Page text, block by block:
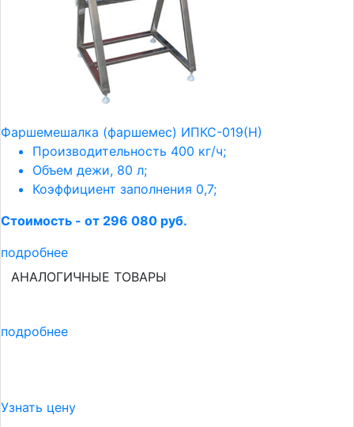
Фаршемешалка (фаршемес) ИПКС-019(Н)
Производительность 400 кг/ч;
Объем дежи, 80 л;
Коэффициент заполнения 0,7;
Стоимость - от 296 080 руб.
подробнее
АНАЛОГИЧНЫЕ ТОВАРЫ
подробнее
Узнать цену